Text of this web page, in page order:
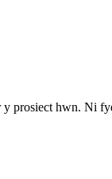
prosiect hwn. Ni